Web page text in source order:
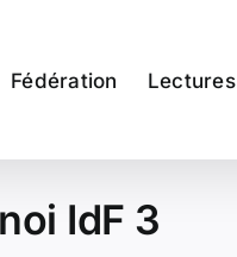
Fédération Lectures
IdF 3